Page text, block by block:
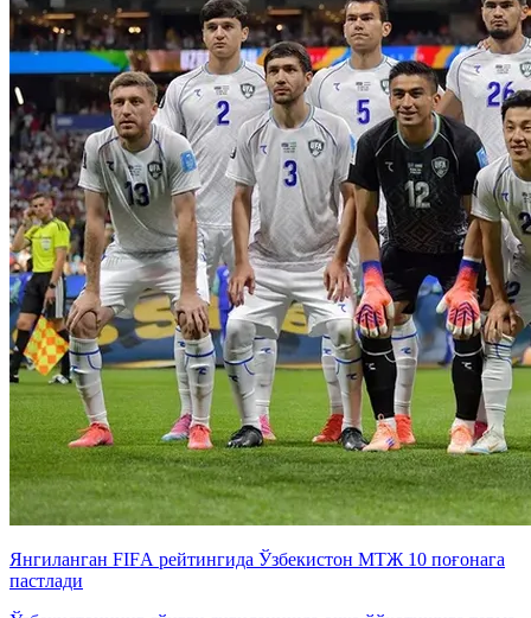
Янгиланган FIFА рейтингида Ўзбекистон МТЖ 10 поғонага
пастлади